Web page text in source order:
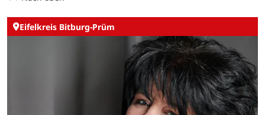
Eifelkreis Bitburg-Prüm